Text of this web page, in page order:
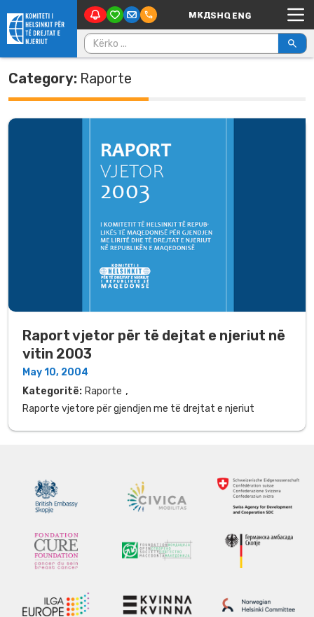
Skip to content Main Navigation
Kërko për:
Category: Raporte
Raport vjetor për të dejtat e njeriut në
vitin 2003
May 10, 2004
Kategoritë: Raporte ,
Raporte vjetore për gjendjen me të drejtat e njeriut